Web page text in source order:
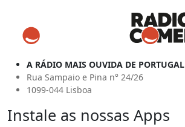
A RÁDIO MAIS OUVIDA DE PORTUGAL
Rua Sampaio e Pina n° 24/26
1099-044 Lisboa
Instale as nossas Apps